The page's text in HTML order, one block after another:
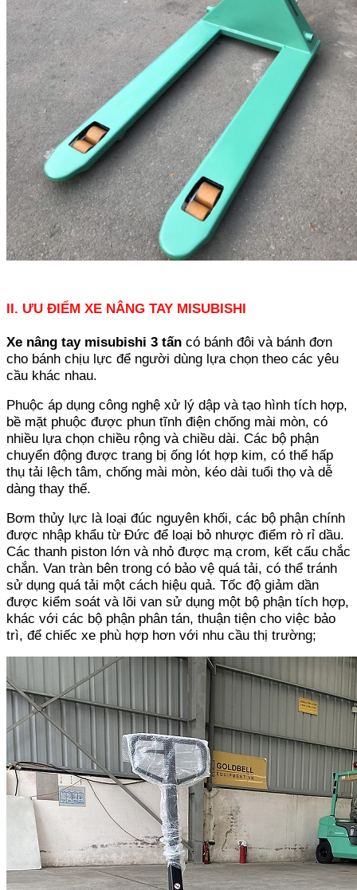
II. ƯU ĐIỂM XE NÂNG TAY MISUBISHI
Xe nâng tay misubishi 3 tấn có bánh đôi và bánh đơn
cho bánh chịu lực để người dùng lựa chọn theo các yêu
cầu khác nhau.
Phuộc áp dụng công nghệ xử lý dập và tạo hình tích hợp,
bề mặt phuộc được phun tĩnh điện chống mài mòn, có
nhiều lựa chọn chiều rộng và chiều dài. Các bộ phận
chuyển động được trang bị ống lót hợp kim, có thể hấp
thụ tải lệch tâm, chống mài mòn, kéo dài tuổi thọ và dễ
dàng thay thế.
Bơm thủy lực là loại đúc nguyên khối, các bộ phận chính
được nhập khẩu từ Đức để loại bỏ nhược điểm rò rỉ dầu.
Các thanh piston lớn và nhỏ được mạ crom, kết cấu chắc
chắn. Van tràn bên trong có bảo vệ quá tải, có thể tránh
sử dụng quá tải một cách hiệu quả. Tốc độ giảm dần
được kiểm soát và lõi van sử dụng một bộ phận tích hợp,
khác với các bộ phận phân tán, thuận tiện cho việc bảo
trì, để chiếc xe phù hợp hơn với nhu cầu thị trường;